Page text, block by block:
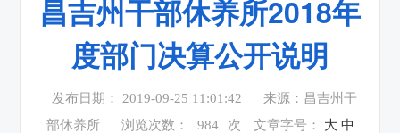
昌吉州干部休养所2018年
度部门决算公开说明
发布日期： 2019-09-25 11:01:42
来源：昌吉州干
部休养所
浏览次数： 984 次 文章字号： 大 中